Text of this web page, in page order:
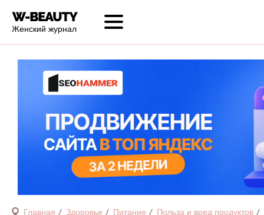
Женский журнал
Главная Здоровье Питание Польза и вред продуктов